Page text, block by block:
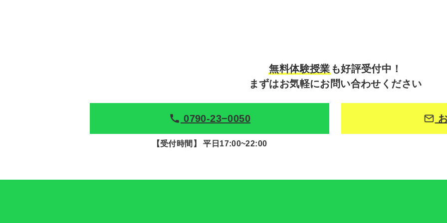
無料体験授業 も好評受付中！
まずはお気軽にお問い合わせください
0790-23−0050
【受付時間】 平日17:00~22:00